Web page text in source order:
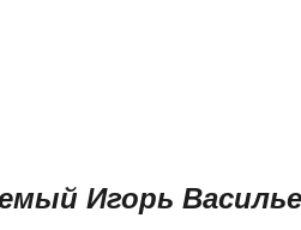
Игорь